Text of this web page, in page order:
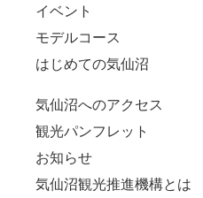
イベント
モデルコース
はじめての気仙沼
気仙沼へのアクセス
観光パンフレット
お知らせ
気仙沼観光推進機構とは